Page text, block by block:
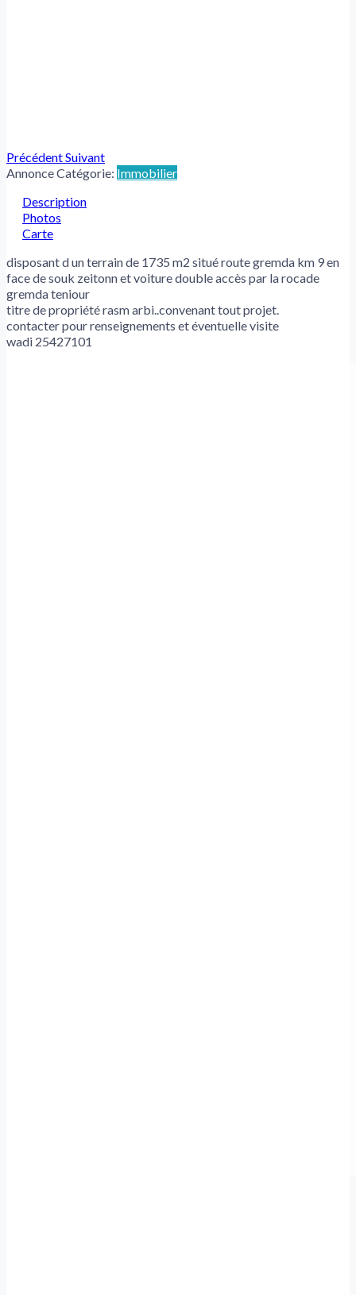
PrécédentSuivant
Annonce Catégorie: Immobilier
Description
Photos
Carte
disposant d un terrain de 1735 m2 situé route gremda km 9 en
face de souk zeitonn et voiture double accès par la rocade
gremda teniour
titre de propriété rasm arbi..convenant tout projet.
contacter pour renseignements et éventuelle visite
wadi 25427101